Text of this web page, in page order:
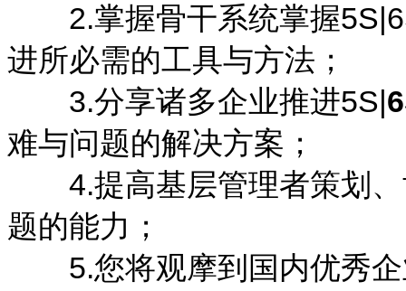
2.掌握骨干系统掌握
进所必需的工具与方法；
3.分享诸多企业推进5S|
难与问题的解决方案；
4.提高基层管理者策划、
题的能力；
5.您将观摩到国内优秀企